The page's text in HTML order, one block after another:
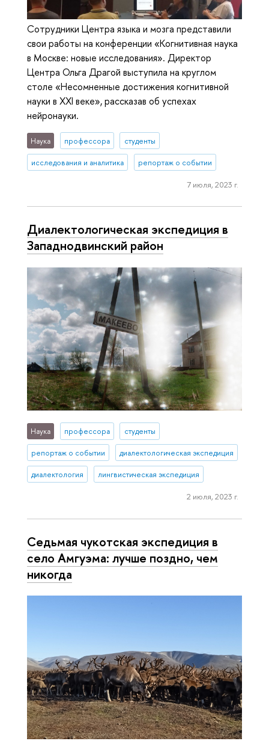
Сотрудники Центра языка и мозга представили
свои работы на конференции «Когнитивная наука
в Москве: новые исследования». Директор
Центра Ольга Драгой выступила на круглом
столе «Несомненные достижения когнитивной
науки в XXI веке», рассказав об успехах
нейронауки.
Наука профессора студенты
исследования и аналитика репортаж о событии
7 июля, 2023 г.
Диалектологическая экспедиция в
Западнодвинский район
Наука профессора студенты
репортаж о событии диалектологическая экспедиция
диалектология лингвистическая экспедиция
2 июля, 2023 г.
Седьмая чукотская экспедиция в
село Амгуэма: лучше поздно, чем
никогда